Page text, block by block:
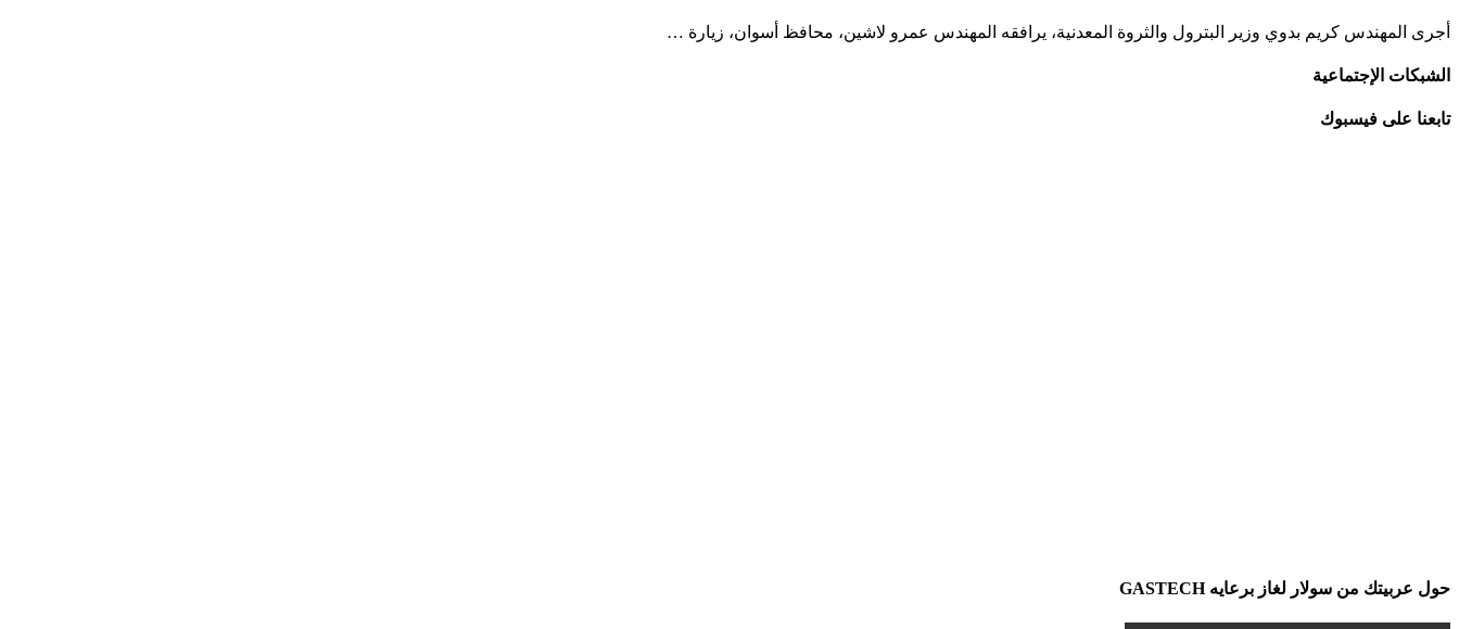
أجرى المهندس كريم بدوي وزير البترول والثروة المعدنية، يرافقه المهندس عمرو لاشين، محافظ أسوان، زيارة …
الشبكات الإجتماعية
تابعنا على فيسبوك
حول عربيتك من سولار لغاز برعايه GASTECH